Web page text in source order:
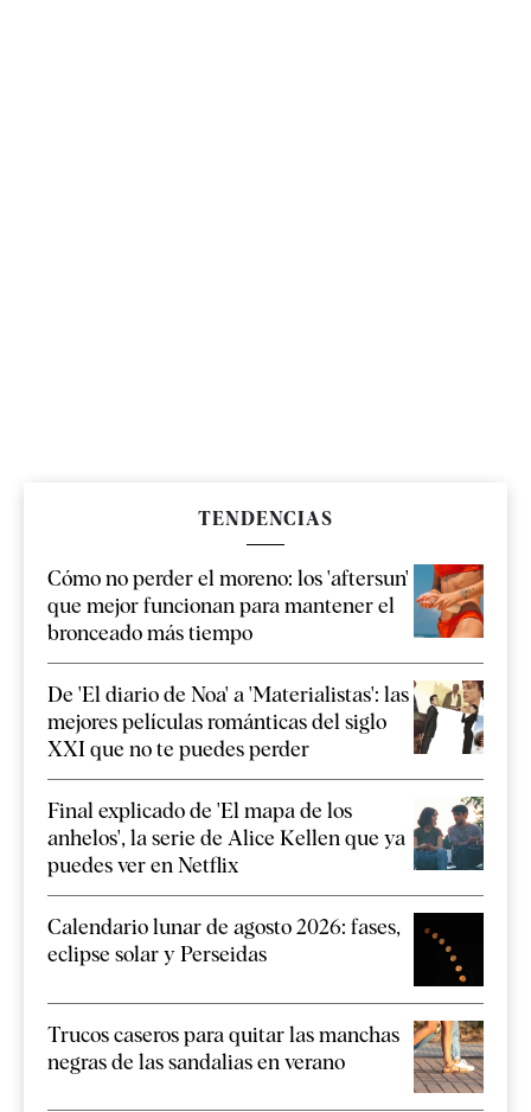
TENDENCIAS
Cómo no perder el moreno: los 'aftersun'
que mejor funcionan para mantener el
bronceado más tiempo
De 'El diario de Noa' a 'Materialistas': las
mejores películas románticas del siglo
XXI que no te puedes perder
Final explicado de 'El mapa de los
anhelos', la serie de Alice Kellen que ya
puedes ver en Netflix
Calendario lunar de agosto 2026: fases,
eclipse solar y Perseidas
Trucos caseros para quitar las manchas
negras de las sandalias en verano